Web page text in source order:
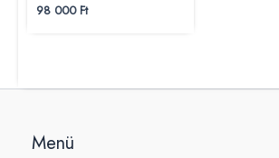
98 000Ft
Menü